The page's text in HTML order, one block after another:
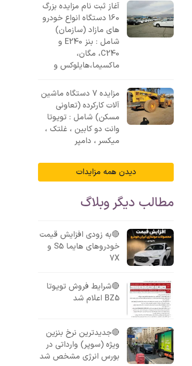
آغاز ثبت نام مزایده بزرگ
160 دستگاه انواع خودرو
های مازاد (سازمان)
شامل : بنز E240 و
C240، مگان،
ماکسیما،هایلوکس و
مزایده 7 دستگاه ماشین
آلات کارکرده (تعاونی
مسکن) شامل : تویوتا
وانت دو کابین ، غلتک ،
میکسر ، دامپر
دیدن همه مزایدات
مطالب دیگر وبلاگ
🔴به زودی افزایش قیمت
خودروهای هایما S5 و
7X
🔴شرایط فروش تویوتا
BZ5 اعلام شد
🔴جدیدترین نرخ بنزین
ویژه (سوپر) وارداتی در
بورس انرژی مشخص شد